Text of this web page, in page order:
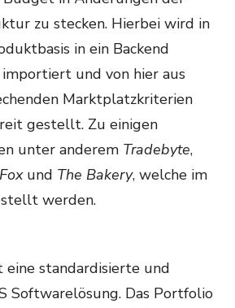
zu stecken. Hierbei wird in
in ein Backend
und von hier aus
Marktplatzkriterien
gestellt. Zu einigen
unter anderem Tradebyte,
und The Bakery, welche im
werden.
eine standardisierte und
Softwarelösung. Das Portfolio